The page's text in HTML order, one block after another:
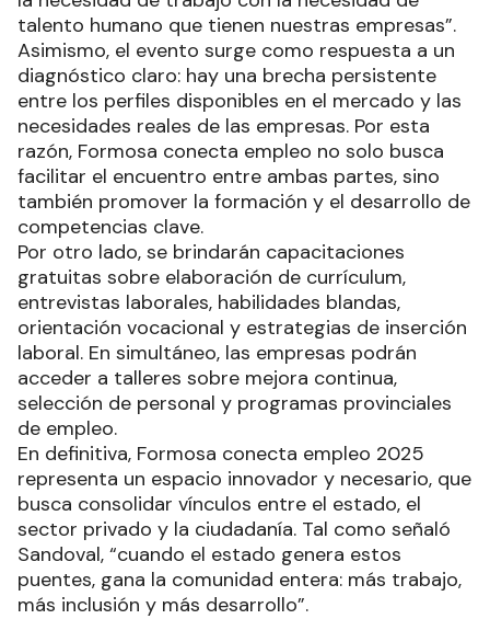
talento humano que tienen nuestras empresas”.
Asimismo, el evento surge como respuesta a un
diagnóstico claro: hay una brecha persistente
entre los perfiles disponibles en el mercado y las
necesidades reales de las empresas. Por esta
razón, Formosa conecta empleo no solo busca
facilitar el encuentro entre ambas partes, sino
también promover la formación y el desarrollo de
competencias clave.
Por otro lado, se brindarán capacitaciones
gratuitas sobre elaboración de currículum,
entrevistas laborales, habilidades blandas,
orientación vocacional y estrategias de inserción
laboral. En simultáneo, las empresas podrán
acceder a talleres sobre mejora continua,
selección de personal y programas provinciales
de empleo.
En definitiva, Formosa conecta empleo 2025
representa un espacio innovador y necesario, que
busca consolidar vínculos entre el estado, el
sector privado y la ciudadanía. Tal como señaló
Sandoval, “cuando el estado genera estos
puentes, gana la comunidad entera: más trabajo,
más inclusión y más desarrollo”.